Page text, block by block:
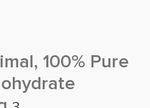
100% Pure